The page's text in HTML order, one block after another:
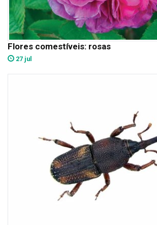
Flores comestíveis: rosas
27 jul